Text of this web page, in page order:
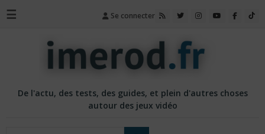
☰ Se connecter
De l'actu, des tests, des guides, et plein d'autres choses
autour des jeux vidéo